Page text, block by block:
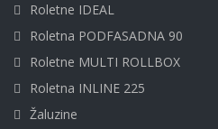
Roletne IDEAL
Roletna PODFASADNA 90
Roletne MULTI ROLLBOX
Roletna INLINE 225
Žaluzine